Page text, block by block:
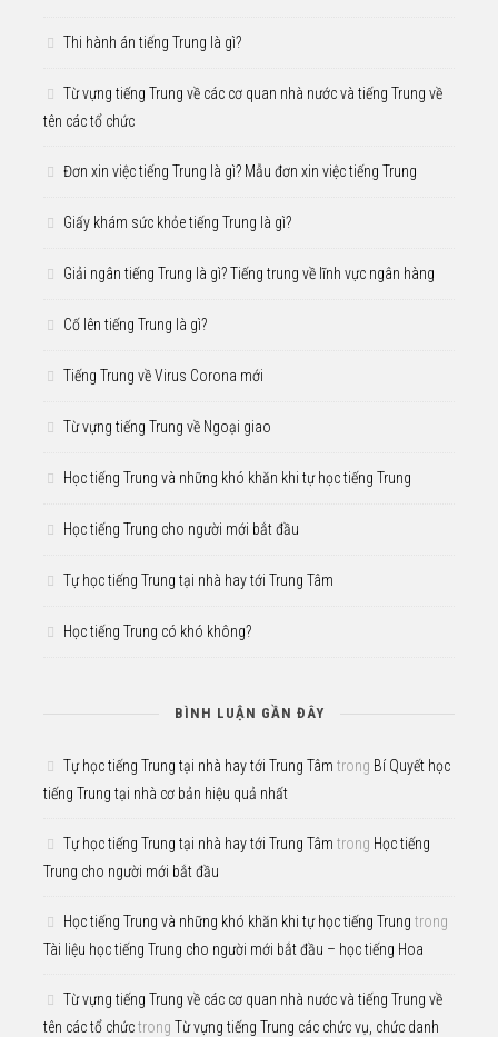
Thi hành án tiếng Trung là gì?
Từ vựng tiếng Trung về các cơ quan nhà nước và tiếng Trung về
tên các tổ chức
Đơn xin việc tiếng Trung là gì? Mẫu đơn xin việc tiếng Trung
Giấy khám sức khỏe tiếng Trung là gì?
Giải ngân tiếng Trung là gì? Tiếng trung về lĩnh vực ngân hàng
Cố lên tiếng Trung là gì?
Tiếng Trung về Virus Corona mới
Từ vựng tiếng Trung về Ngoại giao
Học tiếng Trung và những khó khăn khi tự học tiếng Trung
Học tiếng Trung cho người mới bắt đầu
Tự học tiếng Trung tại nhà hay tới Trung Tâm
Học tiếng Trung có khó không?
BÌNH LUẬN GẦN ĐÂY
Tự học tiếng Trung tại nhà hay tới Trung Tâm trong Bí Quyết học
tiếng Trung tại nhà cơ bản hiệu quả nhất
Tự học tiếng Trung tại nhà hay tới Trung Tâm trong Học tiếng
Trung cho người mới bắt đầu
Học tiếng Trung và những khó khăn khi tự học tiếng Trung trong
Tài liệu học tiếng Trung cho người mới bắt đầu – học tiếng Hoa
Từ vựng tiếng Trung về các cơ quan nhà nước và tiếng Trung về
tên các tổ chứctrong Từ vựng tiếng Trung các chức vụ, chức danh